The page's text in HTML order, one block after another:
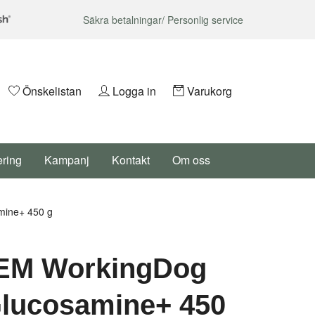
Säkra betalningar/ Personlig service
Önskelistan Logga in Varukorg
Kampanj Kontakt Om oss
450 g
WorkingDog
450